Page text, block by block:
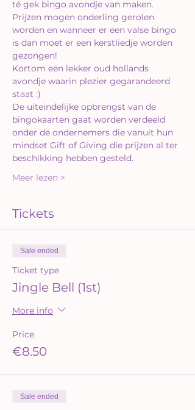
té gek bingo avondje van maken.
Prijzen mogen onderling gerolen
worden en wanneer er een valse bingo
is dan moet er een kerstliedje worden
gezongen!
Kortom een lekker oud hollands
avondje waarin plezier gegarandeerd
staat :)
De uiteindelijke opbrengst van de
bingokaarten gaat worden verdeeld
onder de ondernemers die vanuit hun
mindset Gift of Giving die prijzen al ter
beschikking hebben gesteld.
Meer lezen >
Tickets
Sale ended
Ticket type
Jingle Bell (1st)
More info
Price
€8.50
Sale ended